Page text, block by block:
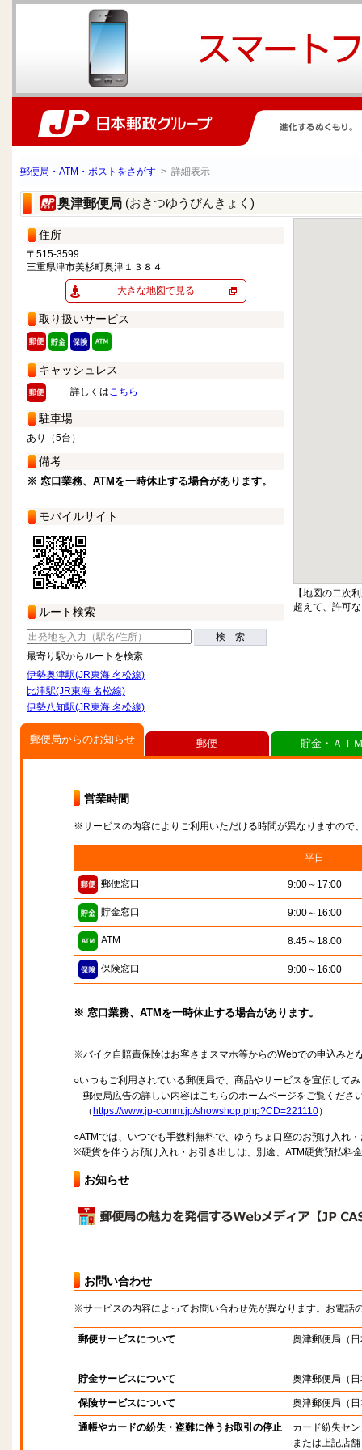
郵便局・ATM・ポストをさがす > 詳細表示
奥津郵便局 (おきつゆうびんきょく)
住所
〒515-3599
三重県津市美杉町奥津１３８４
大きな地図で見る
取り扱いサービス
キャッシュレス
詳しくはこちら
駐車場
あり（5台）
備考
※ 窓口業務、ATMを一時休止する場合があります。
モバイルサイト
ルート検索
検 索
最寄り駅からルートを検索
伊勢奥津駅(JR東海 名松線)
比津駅(JR東海 名松線)
伊勢八知駅(JR東海 名松線)
【地図の二次
超えて、許可
郵便局からのお知らせ
営業時間
※サービスの内容によりご利用いただける時間が異なりますので
平日
郵便窓口 9:00～17:00
貯金窓口 9:00～16:00
ATM 8:45～18:00
保険窓口 9:00～16:00
※ 窓口業務、ATMを一時休止する場合があります。
※バイク自賠責保険はお客さまスマホ等からのWebでの申込みと
○いつもご利用されている郵便局で、商品やサービスを宣伝して
郵便局広告の詳しい内容はこちらのホームページをご覧くださ
（ https://www.jp-comm.jp/showshop.php?CD=221110）
○ATMでは、いつでも手数料無料で、ゆうちょ口座のお預け入れ
※硬貨を伴うお預け入れ・お引き出しは、別途、ATM硬貨預払料
お知らせ
お問い合わせ
※サービスの内容によってお問い合わせ先が異なります。お電話
郵便サービスについて 奥津郵便局 （
貯金サービスについて 奥津郵便局 （
保険サービスについて 奥津郵便局 （
通帳やカードの紛失・盗難に伴うお取引の停止
カード紛失セ
または上記店舗
郵便 貯金・ＡＴ